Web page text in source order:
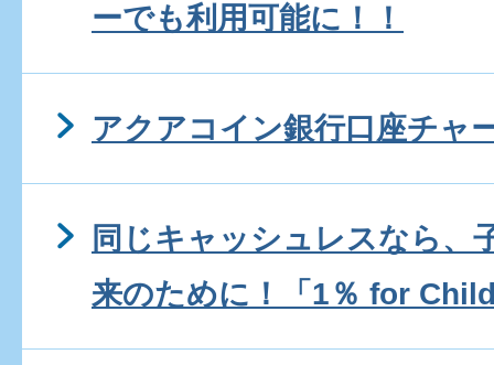
ーでも利用可能に！！
アクアコイン銀行口座チャ
同じキャッシュレスなら、
来のために！「1％ for